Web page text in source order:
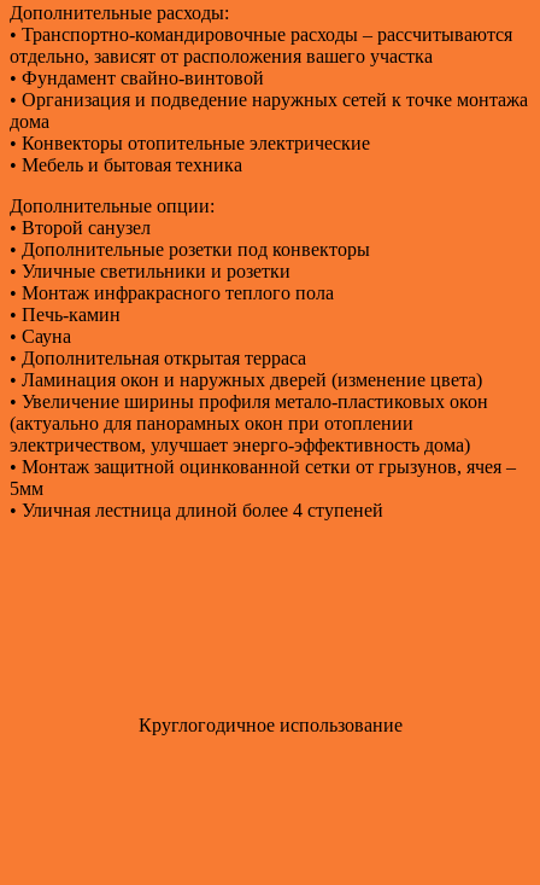
Дополнительные расходы:
• Транспортно-командировочные расходы – рассчитываются
отдельно, зависят от расположения вашего участка
• Фундамент свайно-винтовой
• Организация и подведение наружных сетей к точке монтажа
дома
• Конвекторы отопительные электрические
• Мебель и бытовая техника
Дополнительные опции:
• Второй санузел
• Дополнительные розетки под конвекторы
• Уличные светильники и розетки
• Монтаж инфракрасного теплого пола
• Печь-камин
• Сауна
• Дополнительная открытая терраса
• Ламинация окон и наружных дверей (изменение цвета)
• Увеличение ширины профиля метало-пластиковых окон
(актуально для панорамных окон при отоплении
электричеством, улучшает энерго-эффективность дома)
• Монтаж защитной оцинкованной сетки от грызунов, ячея –
5мм
• Уличная лестница длиной более 4 ступеней
Круглогодичное использование